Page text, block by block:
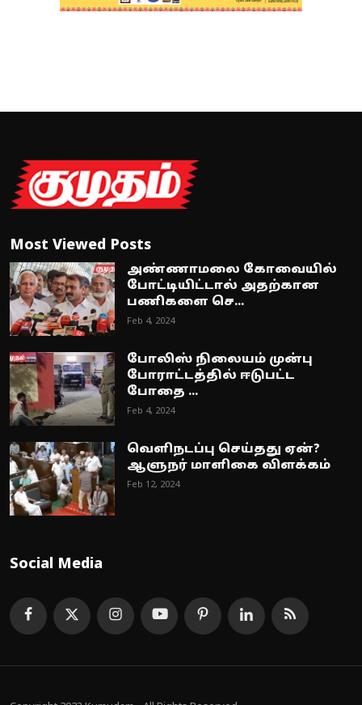
Most Viewed Posts
அண்ணாமலை கோவையில்
போட்டியிட்டால் அதற்கான
பணிகளை செ...
Feb 4, 2024
போலிஸ் நிலையம் முன்பு
போராட்டத்தில் ஈடுபட்ட
போதை ...
Feb 4, 2024
வெளிநடப்பு செய்தது ஏன்?
ஆளுநர் மாளிகை விளக்கம்
Feb 12, 2024
Social Media